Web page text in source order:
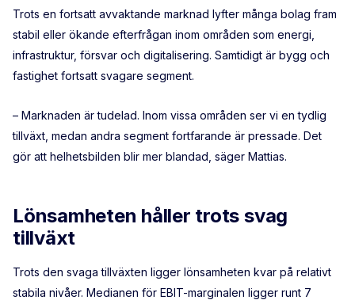
Trots en fortsatt avvaktande marknad lyfter många bolag fram
stabil eller ökande efterfrågan inom områden som energi,
infrastruktur, försvar och digitalisering. Samtidigt är bygg och
fastighet fortsatt svagare segment.
– Marknaden är tudelad. Inom vissa områden ser vi en tydlig
tillväxt, medan andra segment fortfarande är pressade. Det
gör att helhetsbilden blir mer blandad, säger Mattias.
Lönsamheten håller trots svag
tillväxt
Trots den svaga tillväxten ligger lönsamheten kvar på relativt
stabila nivåer. Medianen för EBIT-marginalen ligger runt 7